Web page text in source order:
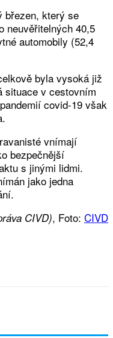
březen, který se
neuvěřitelných 40,5
automobily (52,4
byla vysoká již
situace v cestovním
covid-19 však
vnímají
bezpečnější
s jinými lidmi.
jako jedna
CIVD), Foto: CIVD